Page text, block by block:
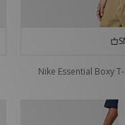
Nike Essential Boxy